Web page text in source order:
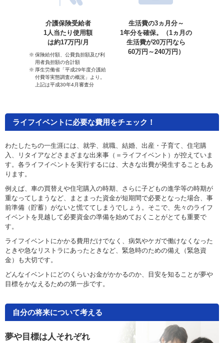
介護保険受給者
1人当たり使用額
は約17万円/月
保険給付額、公費負担額及び利
用者負担額の合計額
厚生労働省「平成29年度介護給
付費等実態調査の概況」より。
上記は平成30年4月審査分
生活費の3ヵ月分～
1年分を確保。（1ヵ月の
生活費が20万円なら
60万円～240万円）
ライフイベントに必要な費用をチェック！
わたしたちの一生涯には、就学、就職、結婚、出産・子育て、住宅購
入、リタイアなどさまざまな出来事（＝ライフイベント）が控えていま
す。各ライフイベントを実行するには、大きな出費が発生することもあ
ります。
例えば、車の買替えや住宅購入の時期、さらに子どもの進学等の時期が
重なってしまうなど、まとまった資金が短期間で必要となった場合、事
前準備（貯蓄）がないと慌ててしまうでしょう。そこで、先々のライフ
イベントを見越して必要資金の準備を始めておくことがとても重要で
す。
ライフイベントにかかる費用だけでなく、病気やケガで働けなくなった
ときや急なリストラにあったときなど、緊急時のための備え（緊急資
金）も大切です。
どんなイベントにどのくらいお金がかかるのか、目安を知ることが夢や
目標をかなえるための第一歩です。
自分の将来について考える
夢や目標は人それぞれ